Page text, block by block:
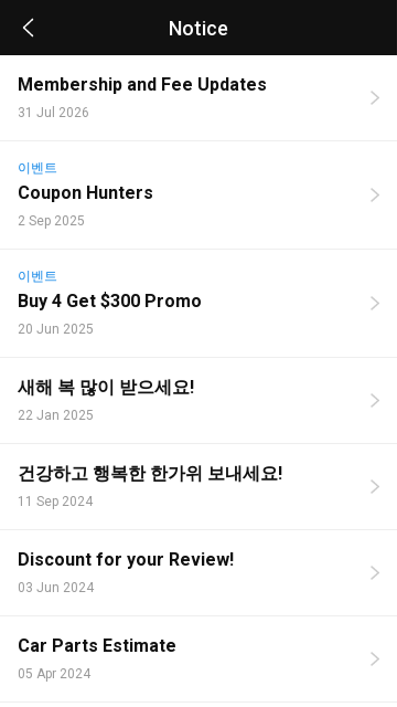
Notice
Membership and Fee Updates
31 Jul 2026
이벤트
Coupon Hunters
2 Sep 2025
이벤트
Buy 4 Get $300 Promo
20 Jun 2025
새해 복 많이 받으세요!
22 Jan 2025
건강하고 행복한 한가위 보내세요!
11 Sep 2024
Discount for your Review!
03 Jun 2024
Car Parts Estimate
05 Apr 2024